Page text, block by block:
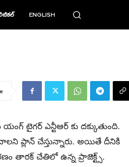
ENGLISH
టైగర్ ఎన్టీఆర్ కు దక్కుతుంది.
ప్లాన్ చేస్తున్నారు. అయితే దీనికి
తారక్ చేతిలో ఉన్న ప్రాజెక్ట్స్.